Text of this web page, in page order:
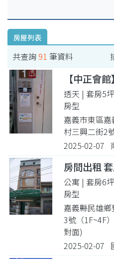
房屋列表
共查詢 91 筆資料
【中正會
透天 | 套房5坪
房型
嘉義市東區
村三興二街2
2025-02-07
房間出租
公寓 | 套房6坪
房型
嘉義縣民雄
3號（1F~4F
對面)
2025-02-07